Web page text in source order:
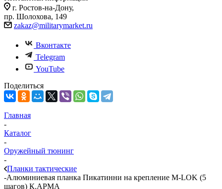
г. Ростов-на-Дону,
пр. Шолохова, 149
zakaz@militarymarket.ru
Вконтакте
Telegram
YouTube
Поделиться
Главная
-
Каталог
-
Оружейный тюнинг
-
Планки тактические
-Алюминиевая планка Пикатинни на крепление M-LOK (5
шагов) К.АРМА